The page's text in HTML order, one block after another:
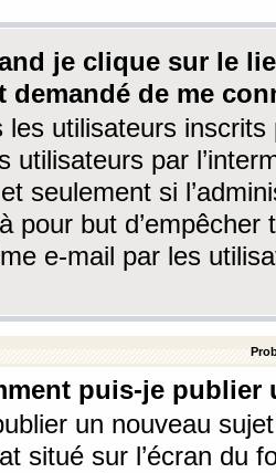
je clique sur le
demandé de me
les utilisateurs
utilisateurs par
seulement si
pour but
e-mail par les
puis-je
un nouveau
situé sur l’écran du